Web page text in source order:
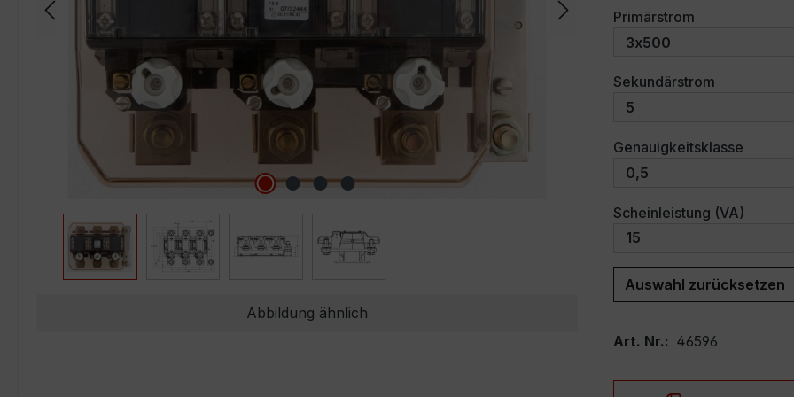
Abbildung ähnlich
Primärstrom
Sekundärstrom
Genauigkeitsklasse
Scheinleistung (VA)
Auswahl zurücksetzen
Art. Nr.: 46596